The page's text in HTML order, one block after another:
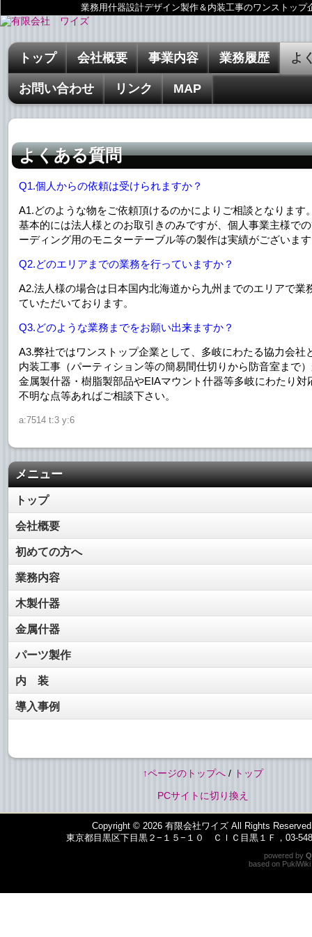
業務用什器設計デザイン製作＆内装工事のワンストップ
トップ 会社概要 事業内容 業務履歴 よ
お問い合わせ リンク MAP
よくある質問
Q1.個人からの依頼は受けられますか？
A1.どのような物をご依頼頂けるのかによりご相談となります
基本的には法人様とのお取引きのみですが、個人事業主様で
ーディング用のモニターテーブル等の製作は実績がございま
Q2.どのエリアまでの業務を行っていますか？
A2.法人様の場合は日本国内北海道から九州までのエリアで業
ていただいております。
Q3.どのような業務までをお願い出来ますか？
A3.弊社ではワンストップ企業として、多岐にわたる協力会社
内装工事（パーティション等の簡易間仕切りから防音室まで
金属製什器・樹脂製部品やEIAマウント什器等多岐にわたり対
不明な点等あればご相談下さい。
a:7514 t:3 y:6
メニュー
トップ
会社概要
初めての方へ
業務内容
木製什器
金属什器
パーツ製作
内 装
導入事例
↑ページのトップへ/ トップ
PCサイトに切り換え
Copyright © 2026 有限会社ワイズAll Rights
東京都目黒区下目黒２−１５−１０ ＣＩＣ目黒１Ｆ，03-
powered by
based on PukiWiki